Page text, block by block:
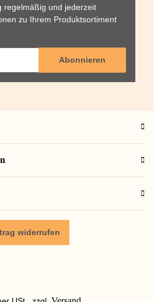
regelmäßig und jederzeit
zu Ihrem Produktsortiment
Abonnieren
widerrufen